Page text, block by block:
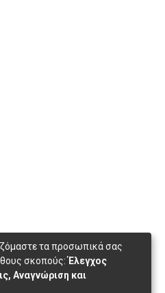
τα προσωπικά σας
σκοπούς:Έλεγχος
Αναγνώριση και